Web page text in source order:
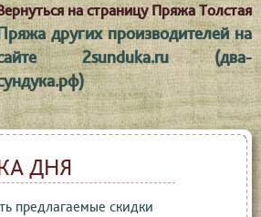
на страницу Пряжа Толстая
других производителей на
2sunduka.ru (два-
ДНЯ
предлагаемые скидки